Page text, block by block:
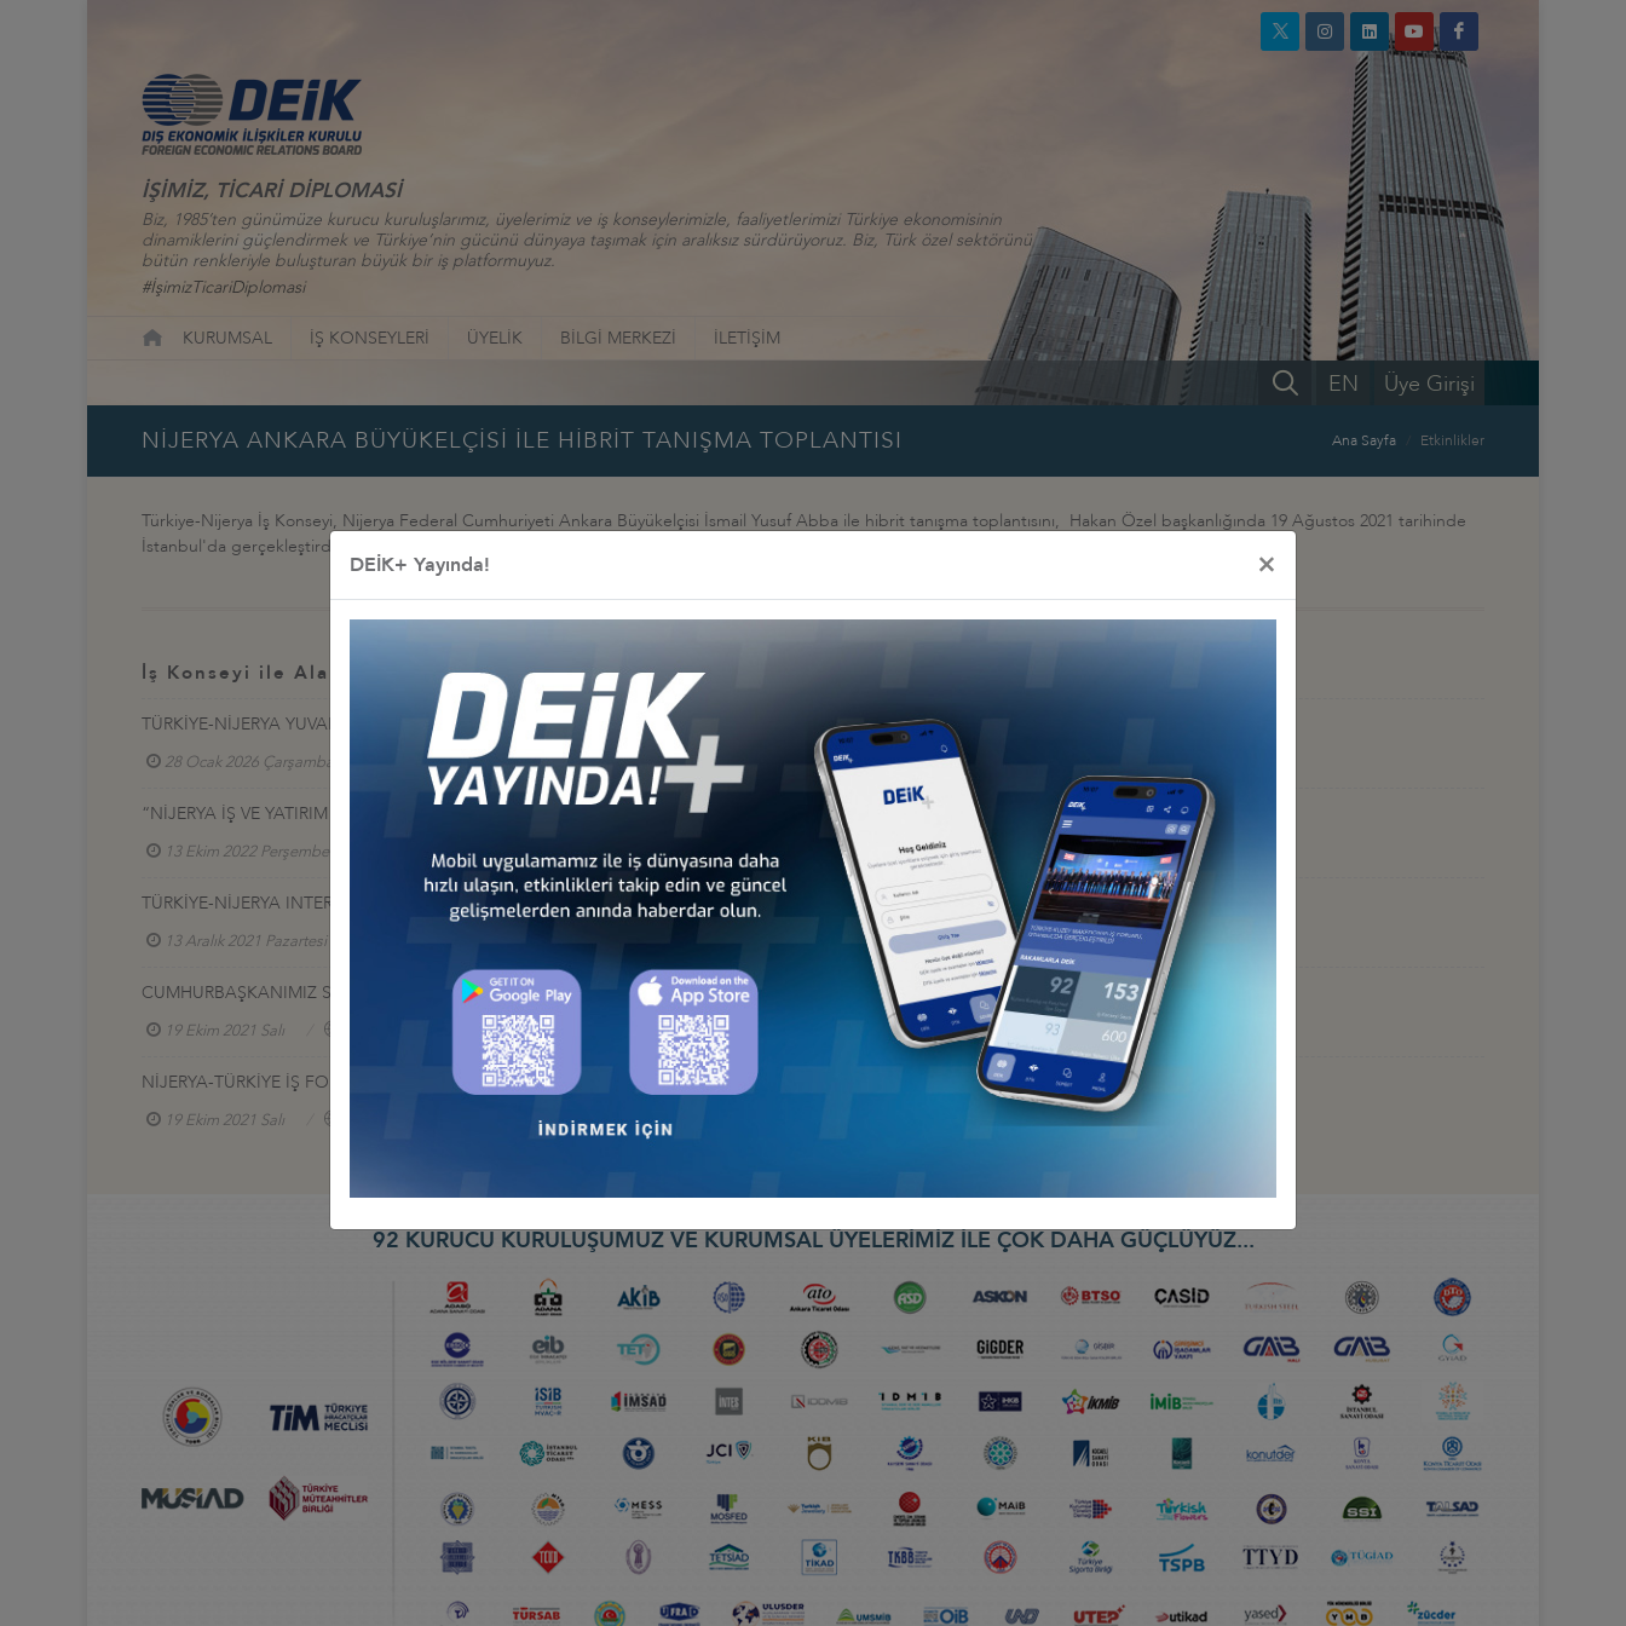
İŞİMİZ, TİCARİ DİPLOMASİ
Biz, 1985’ten günümüze kurucu kuruluşlarımız, üyelerimiz ve iş konseylerimizle, faaliyetlerimizi Türkiye ekonomisinin
dinamiklerini güçlendirmek ve Türkiye’nin gücünü dünyaya taşımak için aralıksız sürdürüyoruz. Biz, Türk özel sektörünü
bütün renkleriyle buluşturan büyük bir iş platformuyuz.
#İşimizTicariDiplomasi
KURUMSAL İŞ KONSEYLERİ ÜYELİK BİLGİ MERKEZİ İLETİŞİM
Üye Girişi
EN
NİJERYA ANKARA BÜYÜKELÇİSİ İLE HİBRİT TANIŞMA TOPLANTISI Ana Sayfa Etkinlikler
Türkiye-Nijerya İş Konseyi, Nijerya Federal Cumhuriyeti Ankara Büyükelçisi İsmail Yusuf Abba ile hibrit tanışma toplantısını, Hakan Özel başkanlığında 19 Ağustos 2021 tarihinde
İstanbul'da gerçekleştirdi. Toplantıda, Türk firmalarının Nijerya'daki projeleri değerlendirildi.
İş Konseyi ile Alakalı Diğer Etkinlikler
TÜRKİYE-NİJERYA YUVARLAK MASA TOPLANTISI ANKARA’DA GERÇEKLEŞTİ
28 Ocak 2026 Çarşamba Türkiye - Nijerya İş Konseyi
“NİJERYA İŞ VE YATIRIM FIRSATLARI"SUNUMU
13 Ekim 2022 Perşembe Türkiye - Nijerya İş Konseyi
TÜRKİYE-NİJERYA INTERCONNECTED BUSİNESS TOPLANTISI
13 Aralık 2021 Pazartesi
CUMHURBAŞKANIMIZ SAYIN RECEP TAYYİP ERDOĞAN’IN NİJERYA’YA RESMİ ZİYARETİ KAPSAMINDA NİJERYA-TÜRKİYE İŞ FORUMU, ABUJA
19 Ekim 2021 Salı Türkiye - Nijerya İş Konseyi
NİJERYA-TÜRKİYE İŞ FORUMU
19 Ekim 2021 Salı
92 KURUCU KURULUŞUMUZ VE KURUMSAL ÜYELERİMİZ İLE ÇOK DAHA GÜÇLÜYÜZ...
DEİK+ Yayında! ×